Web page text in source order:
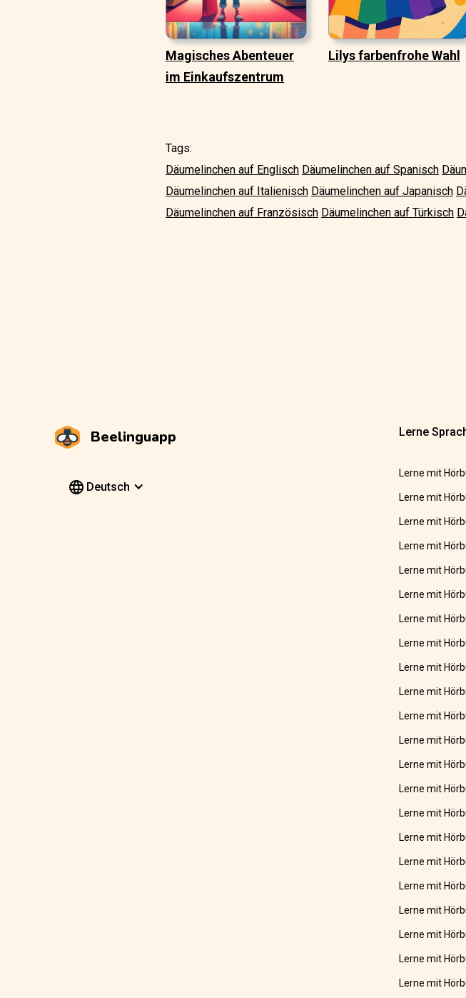
Magisches Abenteuer
im Einkaufszentrum
Lilys farbenfrohe Wahl
Tags:
Däumelinchen auf Englisch Däumelinchen auf Spanisch
Däumelinchen auf Italienisch Däumelinchen auf Japanisch
Däumelinchen auf Französisch Däumelinchen auf Türkisch
Beelinguapp
Deutsch
Lerne
Lerne mit
Lerne mit
Lerne mit
Lerne mit
Lerne mit
Lerne mit
Lerne mit
Lerne mit
Lerne mit
Lerne mit
Lerne mit
Lerne mit
Lerne mit
Lerne mit
Lerne mit
Lerne mit
Lerne mit
Lerne mit
Lerne mit
Lerne mit
Lerne mit
Lerne mit